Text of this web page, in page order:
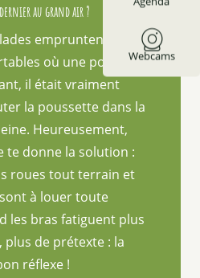
Webcams
au grand air ?
empruntent de
où une poussette
il était vraiment
la poussette dans la
Heureusement,
te donne la solution :
roues tout terrain et
à louer toute
les bras fatiguent plus
plus de prétexte : la
réflexe !